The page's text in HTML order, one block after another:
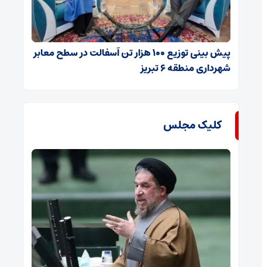
پیش بینی توزیع ۱۰۰ هزار تن آسفالت در سطح معابر
شهرداری منطقه ۶ تبریز
کلیک مجلس